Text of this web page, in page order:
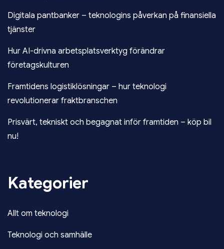
Digitala pantbanker – teknologins påverkan på finansiella
tjänster
Hur AI-drivna arbetsplatsverktyg förändrar
företagskulturen
Framtidens logistiklösningar – hur teknologi
revolutionerar fraktbranschen
Prisvärt, tekniskt och begagnat inför framtiden – köp bil
nu!
Kategorier
Allt om teknologi
Teknologi och samhälle